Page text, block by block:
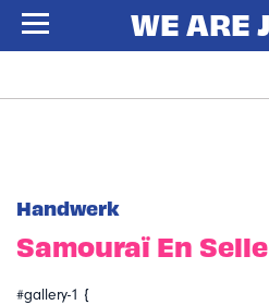
Handwerk
Samouraï En Selle
#gallery-1 {